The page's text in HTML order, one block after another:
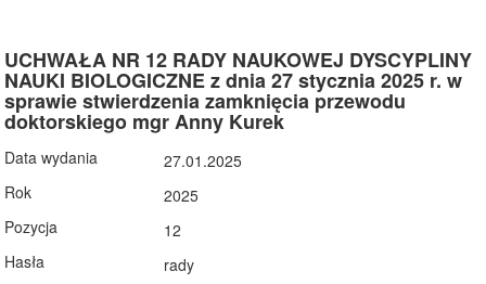
UCHWAŁA NR 12 RADY NAUKOWEJ DYSCYPLINY
NAUKI BIOLOGICZNE z dnia 27 stycznia 2025 r. w
sprawie stwierdzenia zamknięcia przewodu
doktorskiego mgr Anny Kurek
Data wydania
27.01.2025
Rok
2025
Pozycja
12
Hasła
rady